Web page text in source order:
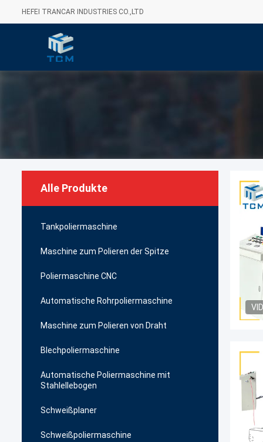
HEFEI TRANCAR INDUSTRIES CO.,LTD
Alle Produkte
Tankpoliermaschine
Maschine zum Polieren der Spitze
Poliermaschine CNC
Automatische Rohrpoliermaschine
Maschine zum Polieren von Draht
Blechpoliermaschine
Automatische Poliermaschine mit
Stahlellebogen
Schweißplaner
Schweißpoliermaschine